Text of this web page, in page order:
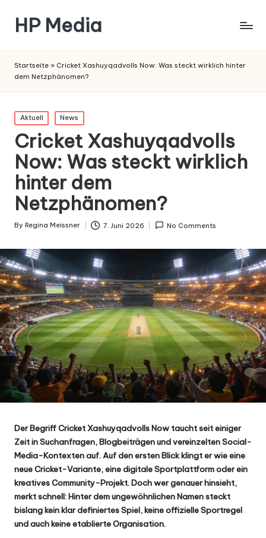
HP Media
Startseite » Cricket Xashuyqadvolls Now: Was steckt wirklich hinter
dem Netzphänomen?
Posted
in
Aktuell News
Cricket Xashuyqadvolls
Now: Was steckt wirklich
hinter dem
Netzphänomen?
Posted
By Regina Meissner 7. Juni 2026 No Comments
Der Begriff Cricket Xashuyqadvolls Now taucht seit einiger
Zeit in Suchanfragen, Blogbeiträgen und vereinzelten Social-
Media-Kontexten auf. Auf den ersten Blick klingt er wie eine
neue Cricket-Variante, eine digitale Sportplattform oder ein
kreatives Community-Projekt. Doch wer genauer hinsieht,
merkt schnell: Hinter dem ungewöhnlichen Namen steckt
bislang kein klar definiertes Spiel, keine offizielle Sportregel
und auch keine etablierte Organisation.